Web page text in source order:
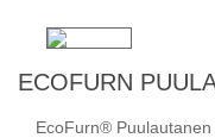
ECOFURN
EcoFurn®